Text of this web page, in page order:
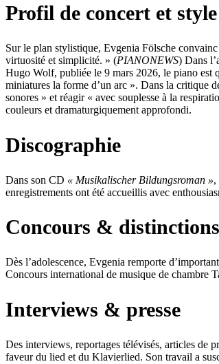
Profil de concert et style
Sur le plan stylistique, Evgenia Fölsche
virtuosité et simplicité. » (PIANONEWS) Dans
Hugo Wolf, publiée le 9 mars 2026, le piano est
miniatures la forme d’un arc ». Dans la critique
sonores » et réagir « avec souplesse à la
couleurs et dramaturgiquement approfondi.
Discographie
Dans son CD « Musikalischer Bildungsroman »,
enregistrements ont été accueillis avec
Concours & distinctions
Dès l’adolescence, Evgenia remporte
Concours international de musique de chambre
Interviews & presse
Des interviews, reportages télévisés, articles de
faveur du lied et du Klavierlied. Son travail a